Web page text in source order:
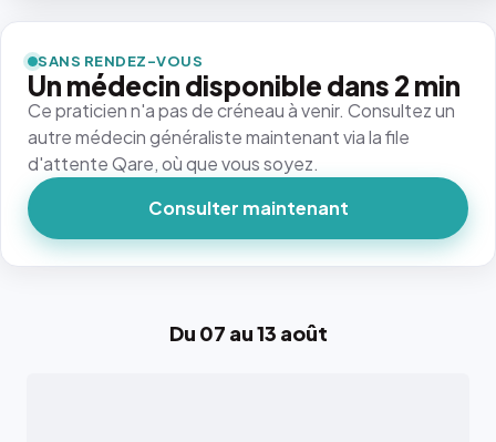
Du 07 au 13 août
SANS RENDEZ-VOUS
Un médecin disponible dans 2 min
Ce praticien n'a pas de créneau à venir. Consultez un
autre médecin généraliste maintenant via la file
d'attente Qare, où que vous soyez.
Consulter maintenant